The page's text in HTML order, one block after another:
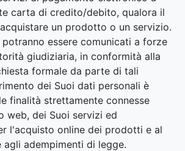
carta di credito/debito, qualora il
un prodotto o un servizio.
essere comunicati a forze
giudiziaria, in conformità alla
formale da parte di tali
dei Suoi dati personali è
finalità strettamente connesse
web, dei Suoi servizi ed
l'acquisto online dei prodotti e al
agli adempimenti di legge.